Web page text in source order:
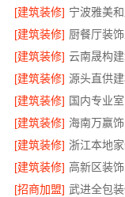
[建筑装修] 宁波雅美
[建筑装修]
[建筑装修]
[建筑装修] 源头直供
[建筑装修]
[建筑装修]
[建筑装修]
[建筑装修] 高新区装
[招商加盟]